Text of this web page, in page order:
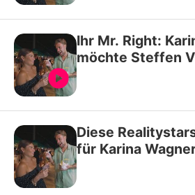
Ihr Mr. Right:
möchte Steffen
Diese
für Karina